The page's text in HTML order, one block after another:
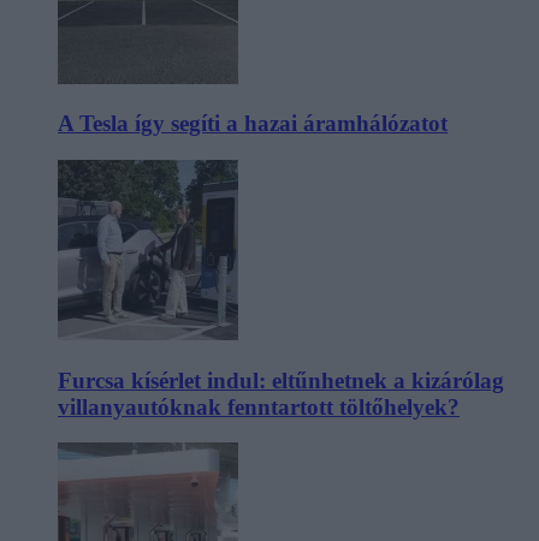
A Tesla így segíti a hazai áramhálózatot
Furcsa kísérlet indul: eltűnhetnek a kizárólag
villanyautóknak fenntartott töltőhelyek?